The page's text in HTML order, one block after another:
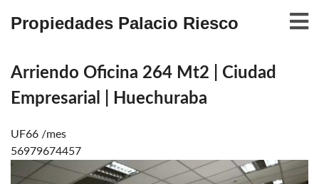
Propiedades Palacio Riesco
Arriendo Oficina 264 Mt2 | Ciudad
Empresarial | Huechuraba
UF66 /mes
56979674457